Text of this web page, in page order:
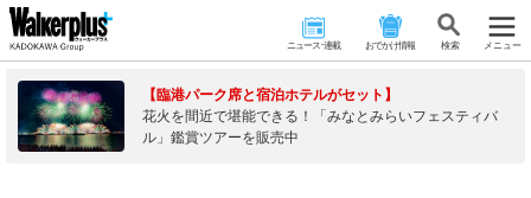
ニュース･連載 おでかけ情報 検 索 メニュー
【臨港パーク席と宿泊ホテルがセット】
花火を間近で堪能できる！「みなとみらいフェスティバ
ル」鑑賞ツアーを販売中